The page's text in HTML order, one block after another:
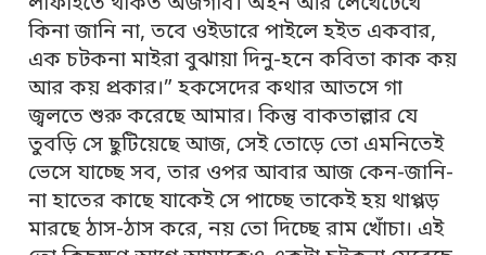
কিনা জানি না, তবে ওইডারে পাইলে হইত একবার,
এক চটকনা মাইরা বুঝায়া দিনু-হনে কবিতা কাক কয়
আর কয় প্রকার।” হকসেদের কথার আতসে গা
জ্বলতে শুরু করেছে আমার। কিন্তু বাকতাল্লার যে
তুবড়ি সে ছুটিয়েছে আজ, সেই তোড়ে তো এমনিতেই
ভেসে যাচ্ছে সব, তার ওপর আবার আজ কেন-জানি-
না হাতের কাছে যাকেই সে পাচ্ছে তাকেই হয় থাপ্পড়
মারছে ঠাস-ঠাস করে, নয় তো দিচ্ছে রাম খোঁচা। এই